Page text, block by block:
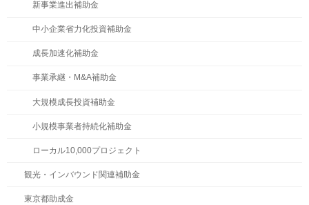
新事業進出補助金
中小企業省力化投資補助金
成長加速化補助金
事業承継・M&A補助金
大規模成長投資補助金
小規模事業者持続化補助金
ローカル10,000プロジェクト
観光・インバウンド関連補助金
東京都助成金